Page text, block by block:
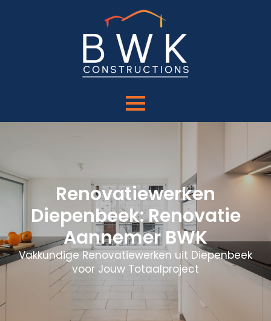
Renovatiewerken
Diepenbeek: Renovatie
Aannemer BWK
Vakkundige Renovatiewerken uit Diepenbeek
voor Jouw Totaalproject